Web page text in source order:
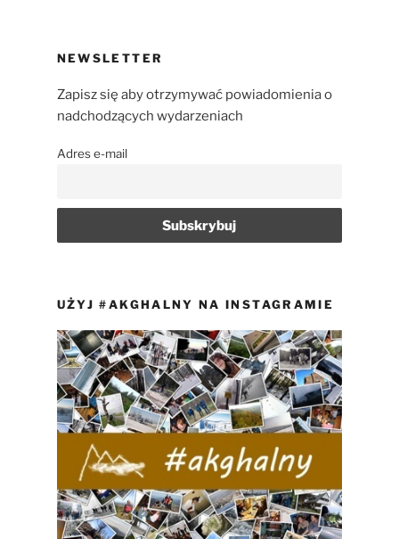
NEWSLETTER
Zapisz się aby otrzymywać powiadomienia o
nadchodzących wydarzeniach
Adres e-mail
UŻYJ #AKGHALNY NA INSTAGRAMIE